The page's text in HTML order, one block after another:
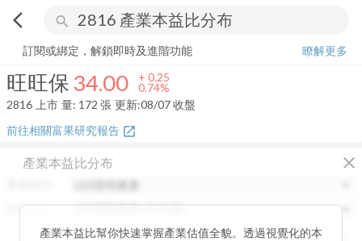
arrow_back_ios search
旺旺保 34.00 + 0.74%
訂閱或綁定，解鎖即時及進階功能
瞭解更多
旺旺保 34.00 + 0.25
0.74%
2816 上市 量: 172 張 更新:08/07 收盤
前往相關富果研究報告 open_in_new
產業本益比分布 close
分類項目
產業本益比幫你快速掌握產業估值全貌。透過視覺化的本